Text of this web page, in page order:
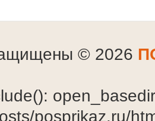
© 2026
posprikaz.ru/